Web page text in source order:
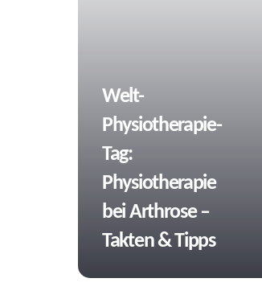
Welt-
Physiotherapie-
Tag:
Physiotherapie
bei Arthrose –
Takten & Tipps